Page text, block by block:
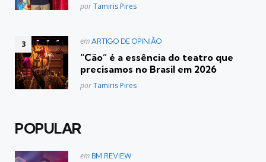
Posted
porTamiris Pires
Postado
em ARTIGO DE OPINIÃO
“Cão” é a essência do teatro que
precisamos no Brasil em 2026
Posted
porTamiris Pires
POPULAR
Postado
em BM REVIEW